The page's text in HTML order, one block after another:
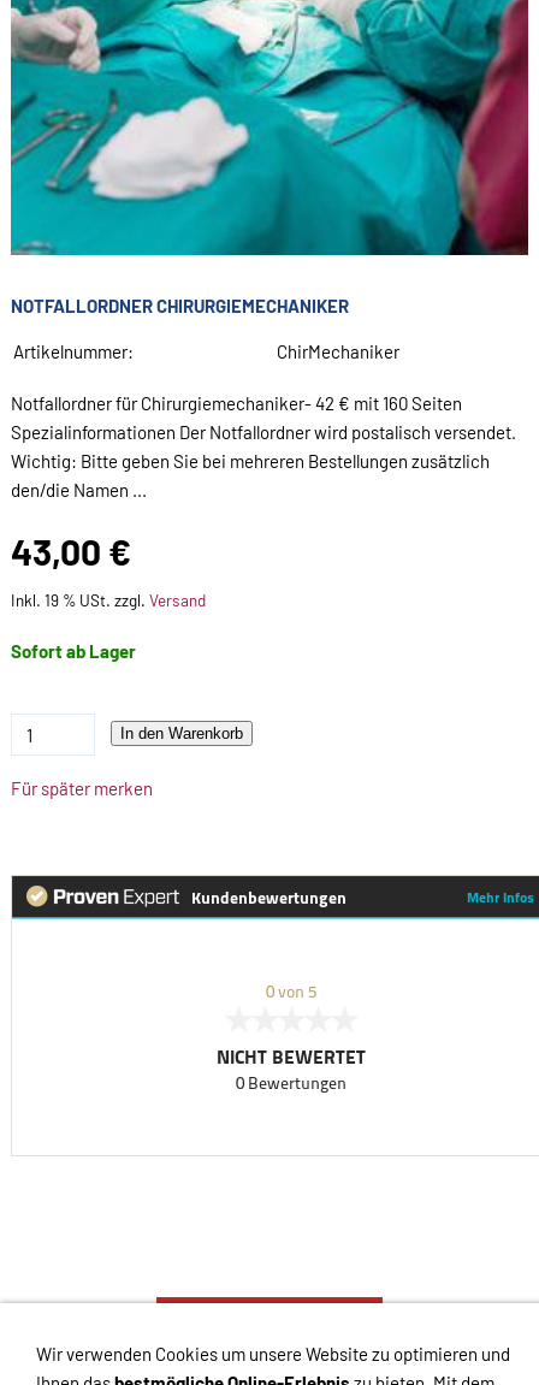
NOTFALLORDNER CHIRURGIEMECHANIKER
Artikelnummer: ChirMechaniker
Notfallordner für Chirurgiemechaniker- 42 € mit 160 Seiten
Spezialinformationen Der Notfallordner wird postalisch versendet.
Wichtig: Bitte geben Sie bei mehreren Bestellungen zusätzlich
den/die Namen ...
43,00 €
Inkl. 19 % USt. zzgl. Versand
Sofort ab Lager
In den Warenkorb
Für später merken
Links KontaktImpressumDatenschutzAGBHaftungsausschluss
Wir verwenden Cookies um unsere Website zu optimieren und